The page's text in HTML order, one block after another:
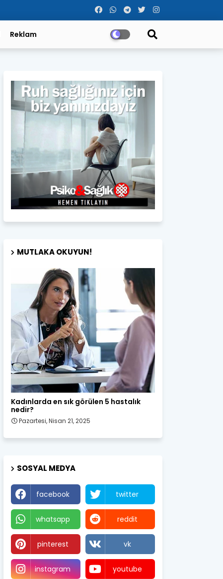
Reklam
MUTLAKA OKUYUN!
Kadın Sağlığı
Kadınlarda en sık görülen 5 hastalık
nedir?
Pazartesi, Nisan 21, 2025
SOSYAL MEDYA
facebook twitter
whatsapp reddit
pinterest vk
instagram youtube